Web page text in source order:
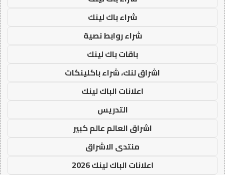
شراء باك لينك
شراء روابط نصية
باقات باك لينك
اشراق لنك، شراء باكلينكات
اعلانات الباك لينك
التدريس
اشراق العالم عالم كبير
منتدى الاشراق
اعلانات الباك لينك 2026